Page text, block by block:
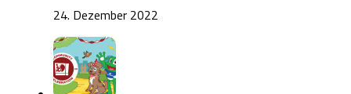
24. Dezember 2022